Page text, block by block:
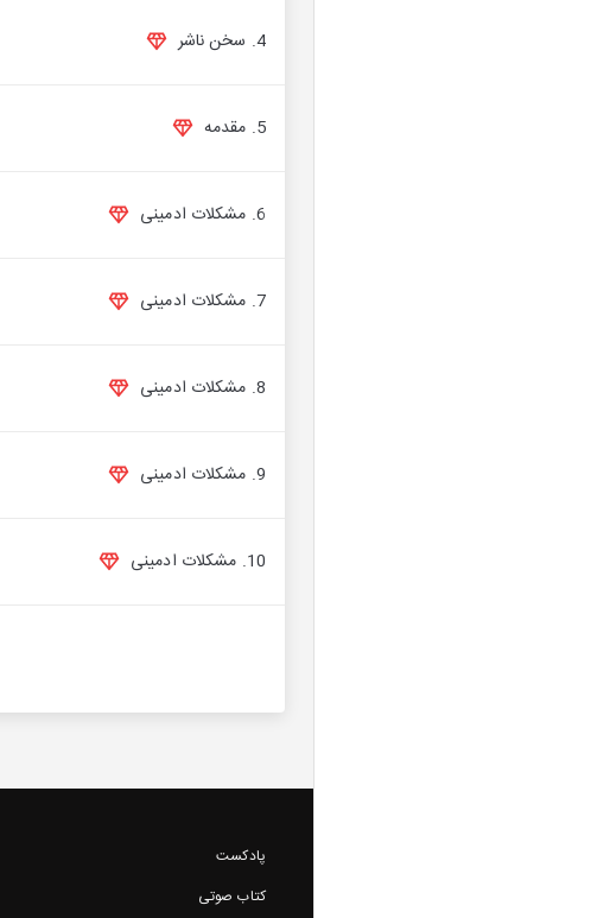
4. سخن ناشر
5. مقدمه
6. مشکلات ادمینی
7. مشکلات ادمینی
8. مشکلات ادمینی
9. مشکلات ادمینی
10. مشکلات ادمینی
پادکست
کتاب صوتی